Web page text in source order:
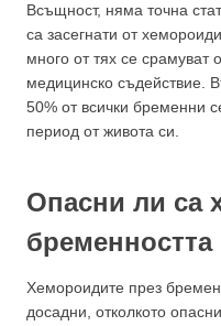
Всъщност, няма точна
са засегнати от
много от тях се срамуват
медицинско съдействие.
50% от всички бременни
период от живота си.
Опасни ли са
Хемороидите през
досадни, отколкото